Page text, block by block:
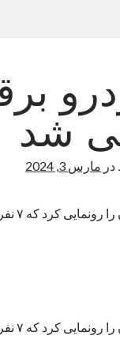
شد
در مارس 3, 2024
را در خود جای می‌دهد.
را در خود جای می‌دهد.